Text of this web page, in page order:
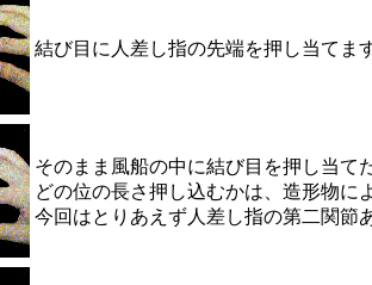
結び目に人差し指の先端を押し当てま
そのまま風船の中に結び目を押し当て
どの位の長さ押し込むかは、造形物に
今回はとりあえず人差し指の第二関節